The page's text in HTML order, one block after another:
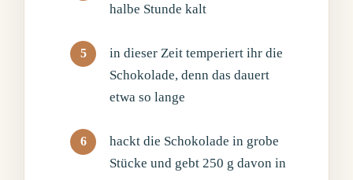
halbe Stunde kalt
in dieser Zeit temperiert ihr die
Schokolade, denn das dauert
etwa so lange
hackt die Schokolade in grobe
Stücke und gebt 250 g davon in